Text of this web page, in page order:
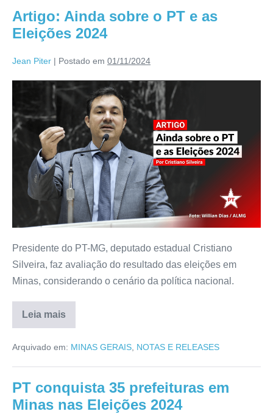
Artigo: Ainda sobre o PT e as
Eleições 2024
Jean Piter | Postado em 01/11/2024
Presidente do PT-MG, deputado estadual Cristiano
Silveira, faz avaliação do resultado das eleições em
Minas, considerando o cenário da política nacional.
Leia mais
Arquivado em: MINAS GERAIS, NOTAS E RELEASES
PT conquista 35 prefeituras em
Minas nas Eleições 2024